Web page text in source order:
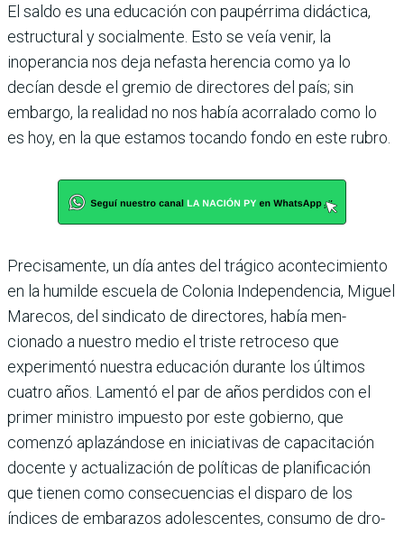
El saldo es una educación con paupérrima didáctica,
estructural y socialmente. Esto se veía venir, la
inoperancia nos deja nefasta herencia como ya lo
decían desde el gremio de directores del país; sin
embargo, la realidad no nos había aco­rralado como lo
es hoy, en la que estamos tocando fondo en este rubro.
Precisamente, un día antes del trágico acontecimiento
en la humilde escuela de Colonia Independencia, Miguel
Marecos, del sindicato de directores, había men­
cionado a nuestro medio el triste retro­ceso que
experimentó nuestra educación durante los últimos
cuatro años. Lamentó el par de años perdidos con el
primer ministro impuesto por este gobierno, que
comenzó aplazándose en iniciativas de capacitación
docente y actualización de políticas de planificación
que tienen como consecuencias el disparo de los
índices de embarazos adolescentes, consumo de dro­